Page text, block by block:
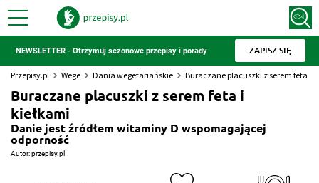
NEWSLETTER - Otrzymuj sezonowe przepisy i porady ZAPISZ SIĘ
Przepisy.pl Wege Dania wegetariańskie Buraczane placuszki z serem feta i
Buraczane placuszki z serem feta i
kiełkami
Danie jest źródłem witaminy D wspomagającej
odporność
Autor:przepisy.pl